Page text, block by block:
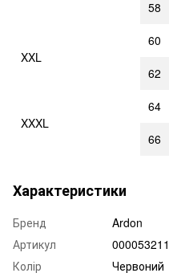
58
XXL
60
62
XXXL
64
66
Характеристики
Бренд
Ardon
Артикул
000053211
Колір
Червоний